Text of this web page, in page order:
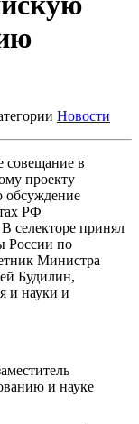
Новости
совещание в
проекту
обсуждение
РФ
селекторе принял
России по
Министра
Будилин,
и науки и
и науке